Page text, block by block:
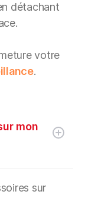
détachant
votre
.
mon
sur